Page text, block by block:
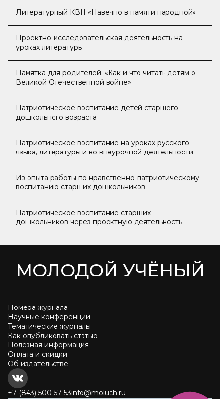
Литературный КВН «Навечно в памяти народной»
Проектно-исследовательская деятельность на
уроках литературы
Памятка для родителей. «Как и что читать детям о
Великой Отечественной войне»
Патриотическое воспитание детей старшего
дошкольного возраста
Патриотическое воспитание на уроках русского
языка, литературы и во внеурочной деятельности
Из опыта работы по нравственно-патриотическому
воспитанию старших дошкольников
Патриотическое воспитание старших
дошкольников через проектную деятельность
МОЛОДОЙ УЧЁНЫЙ
Номера журнала
Научные конференции
Тематические журналы
Как опубликовать статью
Полезная информация
Оплата и скидки
Об издательстве
+7 (843) 500-57-53info@moluch.ru